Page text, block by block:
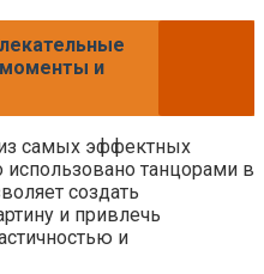
и
самых эффектных
танцорами в
создать
и привлечь
и